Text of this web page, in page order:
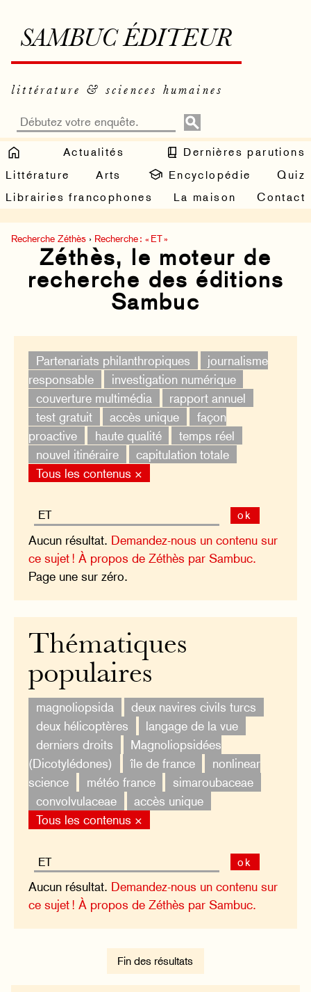
SAMBUC ÉDITEUR
littérature & sciences humaines
Actualités
Dernières parutions
Littérature
Arts Encyclopédie
Quiz
Librairies francophones
La maison Contact
Recherche Zéthès › Recherche : « ET »
Zéthès, le moteur de
recherche des éditions
Sambuc
Partenariats philanthropiques
journalisme
responsable
investigation numérique
couverture multimédia
rapport annuel
test gratuit
accès unique
façon
proactive
haute qualité
temps réel
nouvel itinéraire
capitulation totale
Tous les contenus ×
ok
Aucun résultat. Demandez-nous un contenu sur
ce sujet ! À propos de Zéthès par Sambuc.
Page une sur zéro.
Thématiques
populaires
magnoliopsida
deux navires civils turcs
deux hélicoptères
langage de la vue
derniers droits
Magnoliopsidées
(Dicotylédones)
île de france
nonlinear
science
météo france
simaroubaceae
convolvulaceae
accès unique
Tous les contenus ×
ok
Aucun résultat. Demandez-nous un contenu sur
ce sujet ! À propos de Zéthès par Sambuc.
Fin des résultats